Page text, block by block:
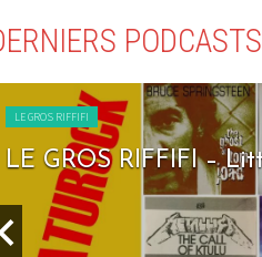
PODCASTS
LE GROS RIFFIFI
LE GROS RIFFIFI –